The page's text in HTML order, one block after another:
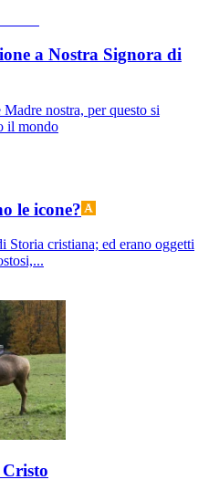
a Nostra Signora di
nostra, per questo si
il mondo
le icone?
Storia cristiana; ed erano oggetti